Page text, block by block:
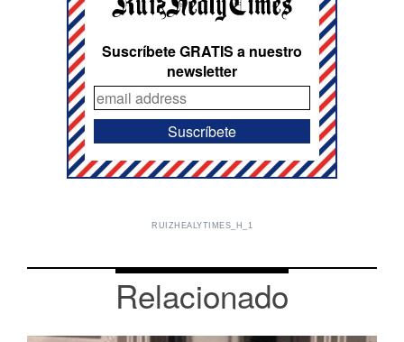
Suscríbete GRATIS a nuestro
newsletter
RUIZHEALYTIMES_H_1
Relacionado